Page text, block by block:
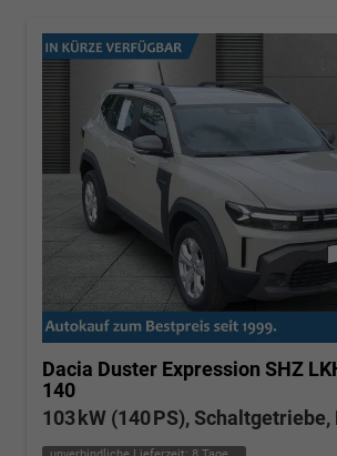
Dacia Duster Expression SHZ
140
103 kW (140 PS),